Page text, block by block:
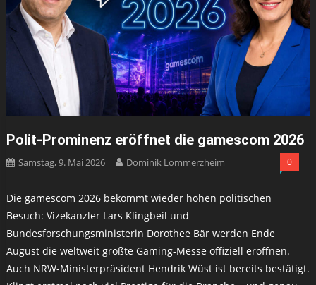
Polit-Prominenz eröffnet die gamescom 2026
Samstag, 9. Mai 2026 Dominik Lommerzheim 0
Die gamescom 2026 bekommt wieder hohen politischen
Besuch: Vizekanzler Lars Klingbeil und
Bundesforschungsministerin Dorothee Bär werden Ende
August die weltweit größte Gaming-Messe offiziell eröffnen.
Auch NRW-Ministerpräsident Hendrik Wüst ist bereits bestätigt.